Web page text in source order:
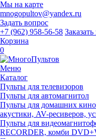
Мы на карте
mnogopultov@yandex.ru
Задать вопрос
+7 (962) 958-56-58
Корзина
0
Меню
Каталог
Пульты для телевизоров
Пульты для автомагнитол
Пульты для домашних
акустики, AV-ресиверов,
Пульты для
RECORDER, комби